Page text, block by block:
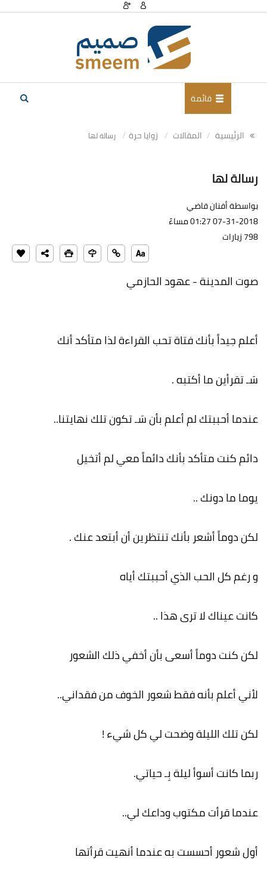
قائمة
الرئيسية المقالات زوايا حرة رسالة لها
رسالة لها
بواسطة أفنان قاضي
07-31-2018 01:27 مساءً
798 زيارات
صوت المدينة - عهود الحازمي
أعلم جيداً بأنك فتاة تحب القراءة لذا متأكد أنك
سَـ تقرأين ما أكتبه .
عندما أحببتك لم أعلم بأن سَـ تكون تلك نهايتنا..
دائم كنت متأكد بأنك دائماً معي لم أتخيل
يوما ما دونك ..
لكن دوماً أشعر بأنك تنتظرين أن أبتعد عنك .
و رغم كل الحب الذي أحببتك أياه
كانت عيناك لا ترى هذا ..
لكن كنت دوماً أسعى بأن أخفي ذلك الشعور
لأني أعلم بأنه فقط شعور الخوف من فقداني..
لكن تلك الليلة وضحت لي كل شيء !
ربما كانت أسوأ ليلة بِـ حياتي.
عندما قرأت مكتوب وداعك لي..
أول شعور أحسست به عندما أنهيت قرأتها